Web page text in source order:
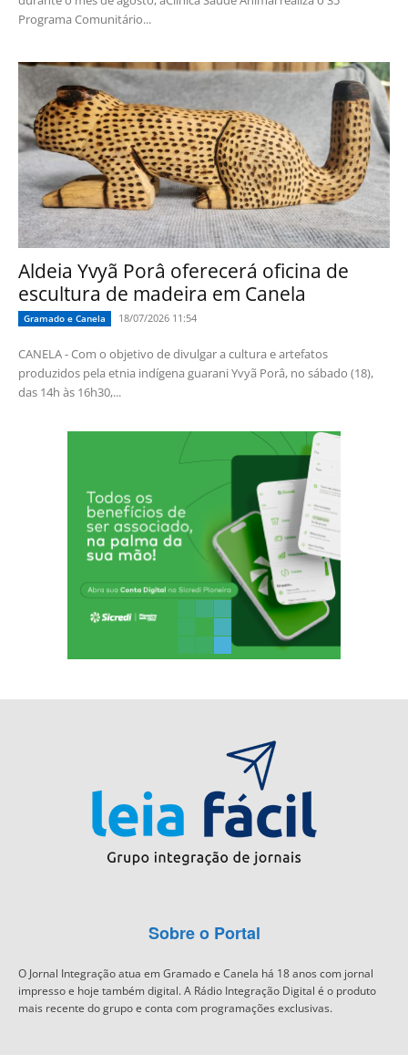
Programa Comunitário...
Aldeia Yvyã Porâ oferecerá oficina de
escultura de madeira em Canela
Gramado e Canela 18/07/2026 11:54
CANELA - Com o objetivo de divulgar a cultura e artefatos
produzidos pela etnia indígena guarani Yvyã Porâ, no sábado (18),
das 14h às 16h30,...
Sobre o Portal
O Jornal Integração atua em Gramado e Canela há 18 anos com jornal
impresso e hoje também digital. A Rádio Integração Digital é o produto
mais recente do grupo e conta com programações exclusivas.